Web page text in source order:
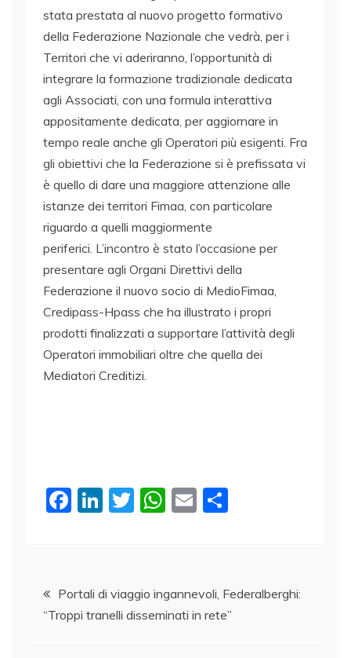
stata prestata al nuovo progetto formativo
della Federazione Nazionale che vedrà, per i
Territori che vi aderiranno, l’opportunità di
integrare la formazione tradizionale dedicata
agli Associati, con una formula interattiva
appositamente dedicata, per aggiornare in
tempo reale anche gli Operatori più esigenti. Fra
gli obiettivi che la Federazione si è prefissata vi
è quello di dare una maggiore attenzione alle
istanze dei territori Fimaa, con particolare
riguardo a quelli maggiormente
periferici. L’incontro è stato l’occasione per
presentare agli Organi Direttivi della
Federazione il nuovo socio di MedioFimaa,
Credipass-Hpass che ha illustrato i propri
prodotti finalizzati a supportare l’attività degli
Operatori immobiliari oltre che quella dei
Mediatori Creditizi.
F
b
o
Li
dI
n
T
W
A
p
E
vi
Navigazione
articoli
Portali di viaggio ingannevoli, Federalberghi:
“Troppi tranelli disseminati in rete”